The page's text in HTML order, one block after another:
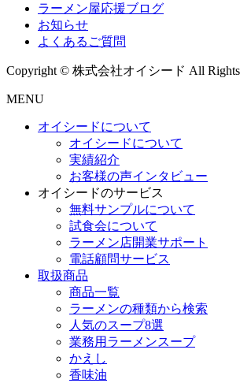
ラーメン屋応援ブログ
お知らせ
よくあるご質問
Copyright © 株式会社オイシード All Rights
MENU
オイシードについて
オイシードについて
実績紹介
お客様の声インタビュー
オイシードのサービス
無料サンプルについて
試食会について
ラーメン店開業サポート
電話顧問サービス
取扱商品
商品一覧
ラーメンの種類から検索
人気のスープ8選
業務用ラーメンスープ
かえし
香味油